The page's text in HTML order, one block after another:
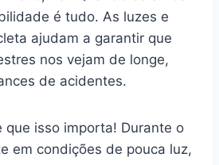
é tudo. As luzes e
ajudam a garantir que
nos vejam de longe,
de acidentes.
que isso importa! Durante o
em condições de pouca luz,